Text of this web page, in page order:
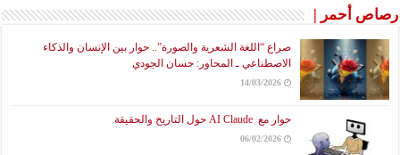
رصاص أحمر |
صراع “اللغة الشعرية والصورة”.. حوار بين الإنسان والذكاء
الاصطناعي ـ المحاور: حسان الجودي
14/03/2026
حوار مع AI Claude حول التاريخ والحقيقة
06/02/2026